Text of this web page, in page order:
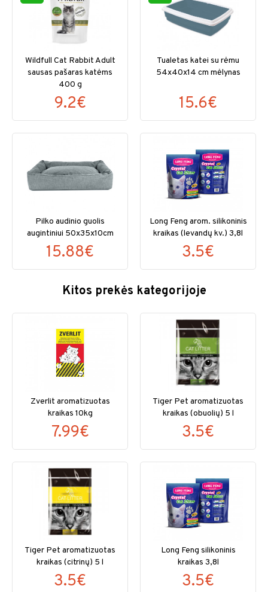
Wildfull Cat Rabbit Adult
sausas pašaras katėms
400 g
9.2€
Tualetas katei su rėmu
54x40x14 cm mėlynas
15.6€
Pilko audinio guolis
augintiniui 50x35x10cm
15.88€
Long Feng arom. silikoninis
kraikas (levandų kv.) 3,8l
3.5€
Kitos prekės kategorijoje
Zverlit aromatizuotas
kraikas 10kg
7.99€
Tiger Pet aromatizuotas
kraikas (obuolių) 5 l
3.5€
Tiger Pet aromatizuotas
kraikas (citrinų) 5 l
3.5€
Long Feng silikoninis
kraikas 3,8l
3.5€